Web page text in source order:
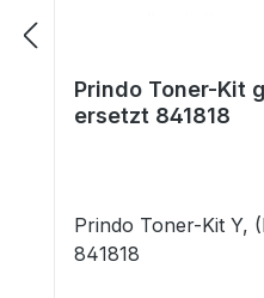
Prindo Toner-Kit
ersetzt 841818
Prindo Toner-Kit Y,
841818